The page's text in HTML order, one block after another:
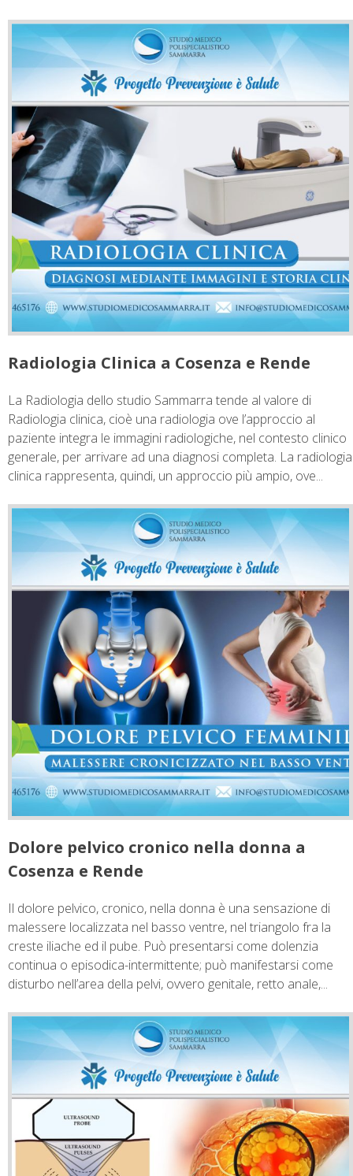
Radiologia Clinica a Cosenza e Rende
La Radiologia dello studio Sammarra tende al valore di
Radiologia clinica, cioè una radiologia ove l’approccio al
paziente integra le immagini radiologiche, nel contesto clinico
generale, per arrivare ad una diagnosi completa. La radiologia
clinica rappresenta, quindi, un approccio più ampio, ove...
Dolore pelvico cronico nella donna a
Cosenza e Rende
Il dolore pelvico, cronico, nella donna è una sensazione di
malessere localizzata nel basso ventre, nel triangolo fra la
creste iliache ed il pube. Può presentarsi come dolenzia
continua o episodica-intermittente; può manifestarsi come
disturbo nell’area della pelvi, ovvero genitale, retto anale,...